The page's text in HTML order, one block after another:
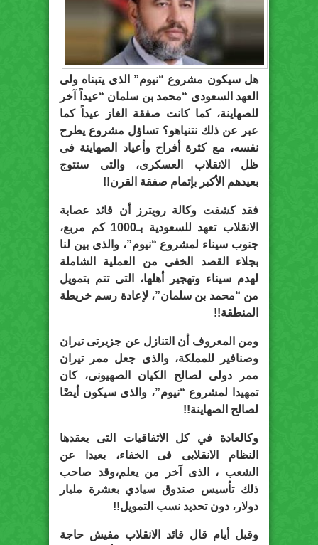
هل سيكون مشروع “نيوم” الذى يتبناه ولى
العهد السعودى “محمد بن سلمان “عيداً آخر
للصهاينة، كما كانت صفقة الغاز عيداً كما
عبر عن ذلك نتنياهو؟ تساؤل مشروع يطرح
نفسه، مع كثرة أفراح وأعياد الصهاينة فى
ظل الانقلاب العسكرى، والتى ستتوج
بعيدهم الأكبر بإتمام صفقة القرن!!
فقد كشفت وكالة رويترز أن قائد عصابة
الانقلاب تعهد للسعودية بـ1000 كم مربع،
جنوب سيناء لمشروع “نيوم”، والذى بين لنا
بجلاء القصد الخفى من العملية الشاملة
لهدم سيناء وتهجير أهلها، التى تتم بتمويل
من “محمد بن سلمان”، لإعادة رسم خريطة
المنطقة!!
ومن المعروف أن التنازل عن جزيرتى تيران
وصنافير للمملكة، والذى جعل ممر تيران
ممر دولى لصالح الكيان الصهيونى، كان
تمهيدا لمشروع “نيوم”، والذى سيكون أيضًا
لصالح الصهاينة!!
وكالعادة في كل الاتفاقيات التى يعقدها
النظام الانقلابى فى الخفاء، بعيدا عن
الشعب ، الذى آخر من يعلم،وقد صاحب
ذلك تأسيس صندوق سيادي بعشرة مليار
دولار، دون تحديد نسب التمويل!!
وقبل أيام قال قائد الانقلاب مفيش حاجة